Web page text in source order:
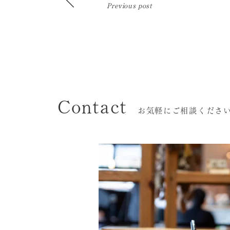
Previous post
Contact お気軽にご相談くださ